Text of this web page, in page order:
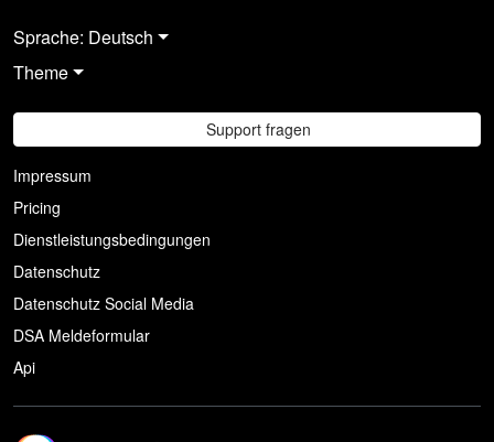
Sprache: Deutsch
Theme
Support fragen
Impressum
Pricing
Dienstleistungsbedingungen
Datenschutz
Datenschutz Social Media
DSA Meldeformular
Api